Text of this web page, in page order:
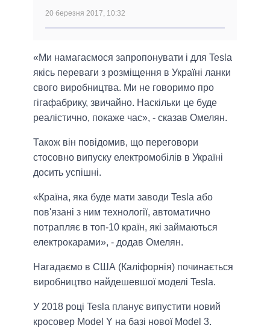
20 березня 2017, 10:32
«Ми намагаємося запропонувати і для Tesla
якісь переваги з розміщення в Україні ланки
свого виробництва. Ми не говоримо про
гігафабрику, звичайно. Наскільки це буде
реалістично, покаже час», - сказав Омелян.
Також він повідомив, що переговори
стосовно випуску електромобілів в Україні
досить успішні.
«Країна, яка буде мати заводи Tesla або
пов'язані з ним технології, автоматично
потрапляє в топ-10 країн, які займаються
електрокарами», - додав Омелян.
Нагадаємо в США (Каліфорнія) починається
виробництво найдешевшої моделі Tesla.
У 2018 році Tesla планує випустити новий
кросовер Model Y на базі нової Model 3.